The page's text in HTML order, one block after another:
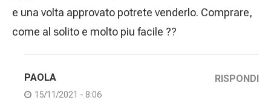
e una volta approvato potrete venderlo. Comprare,
come al solito e molto piu facile ??
PAOLA
15/11/2021 - 8:06
RISPONDI